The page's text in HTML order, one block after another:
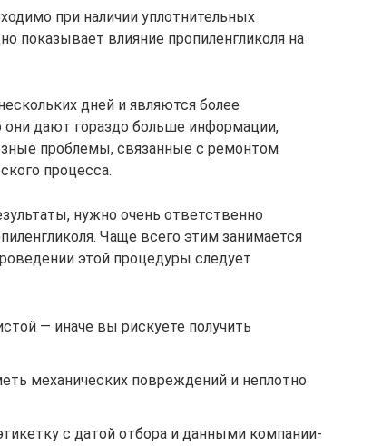
при наличии уплотнительных
показывает влияние пропиленгликоля на
дней и являются более
дают гораздо больше информации,
проблемы, связанные с ремонтом
процесса.
нужно очень ответственно
Чаще всего этим занимается
этой процедуры следует
— иначе вы рискуете получить
механических повреждений и неплотно
с датой отбора и данными компании-